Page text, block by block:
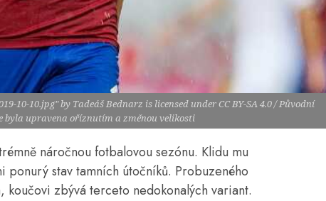
10-10.jpg" by Tadeáš Bednarz is licensed under CC BY-SA 4.0 / Původní
byla upravena oříznutím a změnou velikosti
náročnou fotbalovou sezónu. Klidu mu
ponurý stav tamních útočníků. Probuzeného
koučovi zbývá terceto nedokonalých variant.